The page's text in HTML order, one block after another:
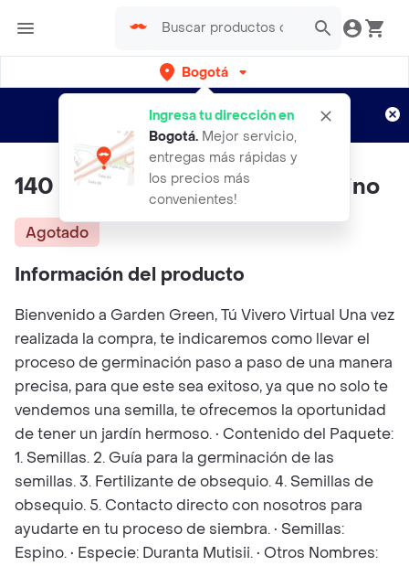
Bogotá
Ingresa tu dirección en
Bogotá. Mejor servicio,
entregas más rápidas y
los precios más
convenientes!
envíos gratis por semanas
Aplican TyC
140 Semillas Orgánicas De Espino
Agotado
Información del producto
Bienvenido a Garden Green, Tú Vivero Virtual Una vez
realizada la compra, te indicaremos como llevar el
proceso de germinación paso a paso de una manera
precisa, para que este sea exitoso, ya que no solo te
vendemos una semilla, te ofrecemos la oportunidad
de tener un jardín hermoso. • Contenido del Paquete:
1. Semillas. 2. Guía para la germinación de las
semillas. 3. Fertilizante de obsequio. 4. Semillas de
obsequio. 5. Contacto directo con nosotros para
ayudarte en tu proceso de siembra. • Semillas:
Espino. • Especie: Duranta Mutisii. • Otros Nombres: